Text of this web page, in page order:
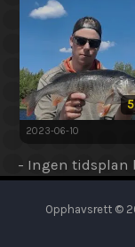
2023-06-10
- Ingen tidsplan
Opphavsrett ©